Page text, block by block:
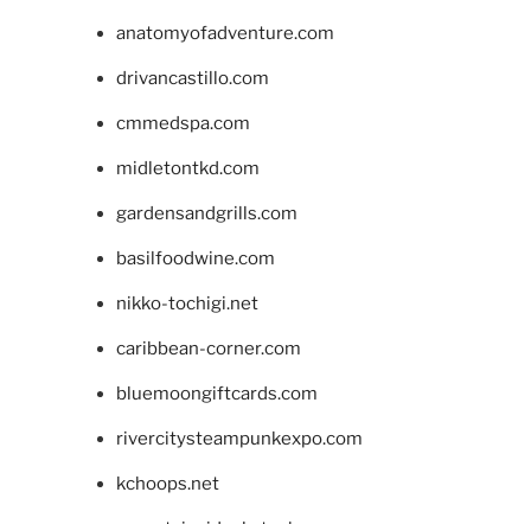
anatomyofadventure.com
drivancastillo.com
cmmedspa.com
midletontkd.com
gardensandgrills.com
basilfoodwine.com
nikko-tochigi.net
caribbean-corner.com
bluemoongiftcards.com
rivercitysteampunkexpo.com
kchoops.net